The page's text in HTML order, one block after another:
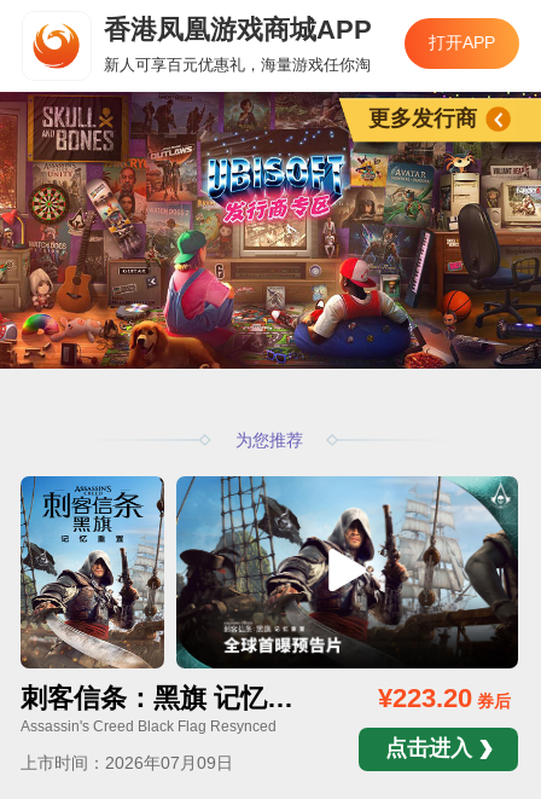
香港凤凰游戏商城APP
新人可享百元优惠礼，海量游戏任你淘
打开APP
为您推荐
刺客信条：黑旗 记忆重置 Steam版
Assassin's Creed Black Flag Resynced
上市时间：2026年07月09日
¥223.20券后
点击进入
更多发行商